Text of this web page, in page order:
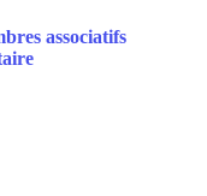
associatifs